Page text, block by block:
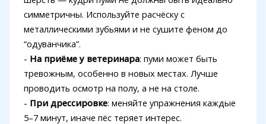
симметричны. Используйте расчёску с
металлическими зубьями и не сушите феном до
“одуванчика”.
- На приёме у ветеринара: пуми может быть
тревожным, особенно в новых местах. Лучше
проводить осмотр на полу, а не на столе.
- При дрессировке: меняйте упражнения каждые
5–7 минут, иначе пёс теряет интерес.